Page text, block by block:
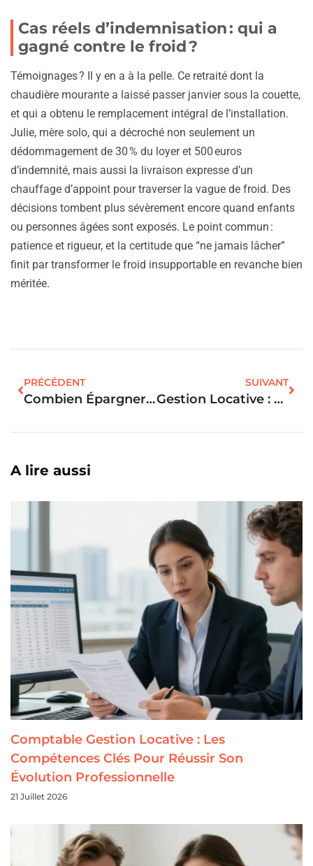
Cas réels d’indemnisation : qui a
gagné contre le froid ?
Témoignages ? Il y en a à la pelle. Ce retraité dont la
chaudière mourante a laissé passer janvier sous la couette,
et qui a obtenu le remplacement intégral de l’installation.
Julie, mère solo, qui a décroché non seulement un
dédommagement de 30 % du loyer et 500 euros
d’indemnité, mais aussi la livraison expresse d’un
chauffage d’appoint pour traverser la vague de froid. Des
décisions tombent plus sévèrement encore quand enfants
ou personnes âgées sont exposés. Le point commun :
patience et rigueur, et la certitude que “ne jamais lâcher”
finit par transformer le froid insupportable en revanche bien
méritée.
PRÉCÉDENT
Combien Épargner Pour Ses Enfants : La Somme Idéale Selon Vos Objectifs
SUIVANT
Gestion Locative : Les Avantages Et Inconvénients À Connaître Pour Les Propriétaires
A lire aussi
Comptable Gestion Locative : Les
Compétences Clés Pour Réussir Son
Évolution Professionnelle
21 Juillet 2026